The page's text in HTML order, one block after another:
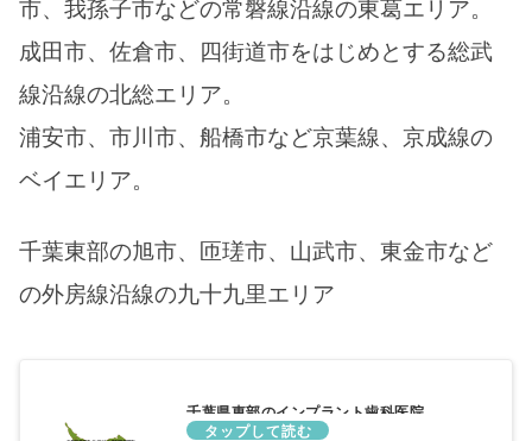
市、我孫子市などの常磐線沿線の東葛エリア。
成田市、佐倉市、四街道市をはじめとする総武
線沿線の北総エリア。
浦安市、市川市、船橋市など京葉線、京成線の
ベイエリア。
千葉東部の旭市、匝瑳市、山武市、東金市など
の外房線沿線の九十九里エリア
千葉県東部のインプラント歯科医院